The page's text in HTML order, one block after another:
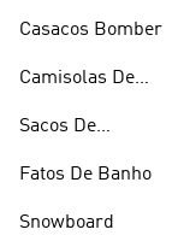
Casacos Bomber
Camisolas De
Sacos De
Fatos De Banho
Snowboard